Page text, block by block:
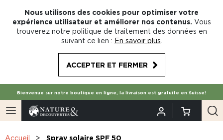
Nous utilisons des cookies pour optimiser votre
expérience utilisateur et améliorer nos contenus. Vous
trouverez notre politique de traitement des données en
suivant ce lien : En savoir plus
ACCEPTER ET FERMER
Bienvenue sur notre boutique en ligne, la livraison est gratuite en Suisse!
Accueil Spray solaire SPF 50